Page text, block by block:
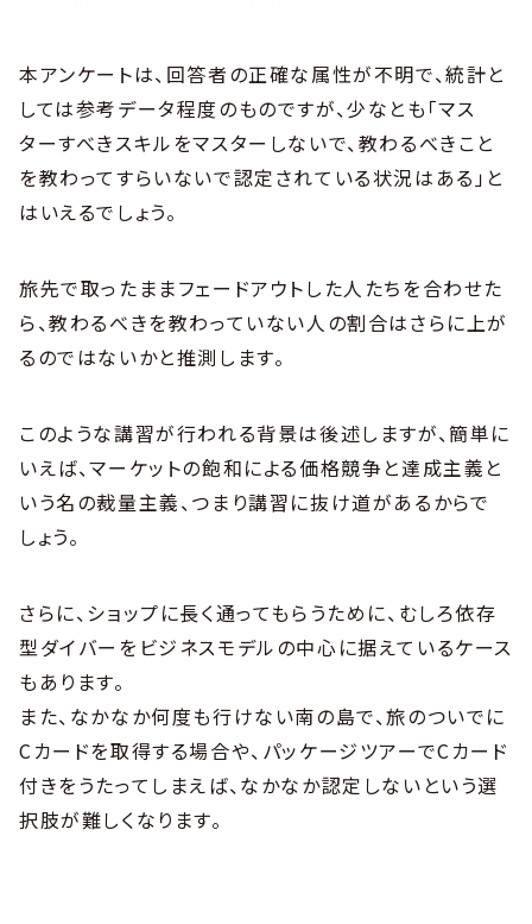
本アンケートは、回答者の正確な属性が不明で、統計と
しては参考データ程度のものですが、少なとも「マス
ターすべきスキルをマスターしないで、教わるべきこと
を教わってすらいないで認定されている状況はある」と
はいえるでしょう。
旅先で取ったままフェードアウトした人たちを合わせた
ら、教わるべきを教わっていない人の割合はさらに上が
るのではないかと推測します。
このような講習が行われる背景は後述しますが、簡単に
いえば、マーケットの飽和による価格競争と達成主義と
いう名の裁量主義、つまり講習に抜け道があるからで
しょう。
さらに、ショップに長く通ってもらうために、むしろ依存
型ダイバーをビジネスモデルの中心に据えているケース
もあります。
また、なかなか何度も行けない南の島で、旅のついでに
Cカードを取得する場合や、パッケージツアーでCカード
付きをうたってしまえば、なかなか認定しないという選
択肢が難しくなります。